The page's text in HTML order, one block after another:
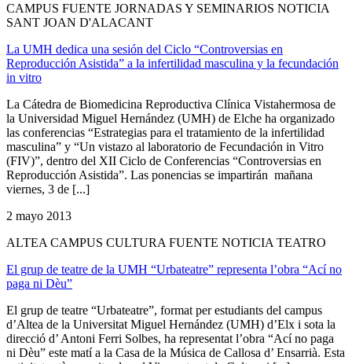
CAMPUS FUENTE JORNADAS Y SEMINARIOS NOTICIA
SANT JOAN D'ALACANT
La UMH dedica una sesión del Ciclo “Controversias en
Reproducción Asistida” a la infertilidad masculina y la fecundación
in vitro
La Cátedra de Biomedicina Reproductiva Clínica Vistahermosa de
la Universidad Miguel Hernández (UMH) de Elche ha organizado
las conferencias “Estrategias para el tratamiento de la infertilidad
masculina” y “Un vistazo al laboratorio de Fecundación in Vitro
(FIV)”, dentro del XII Ciclo de Conferencias “Controversias en
Reproducción Asistida”. Las ponencias se impartirán mañana
viernes, 3 de [...]
2 mayo 2013
ALTEA CAMPUS CULTURA FUENTE NOTICIA TEATRO
El grup de teatre de la UMH “Urbateatre” representa l’obra “Ací no
paga ni Dèu”
El grup de teatre “Urbateatre”, format per estudiants del campus
d’Altea de la Universitat Miguel Hernández (UMH) d’Elx i sota la
direcció d’ Antoni Ferri Solbes, ha representat l’obra “Ací no paga
ni Dèu” este matí a la Casa de la Música de Callosa d’ Ensarrià. Esta